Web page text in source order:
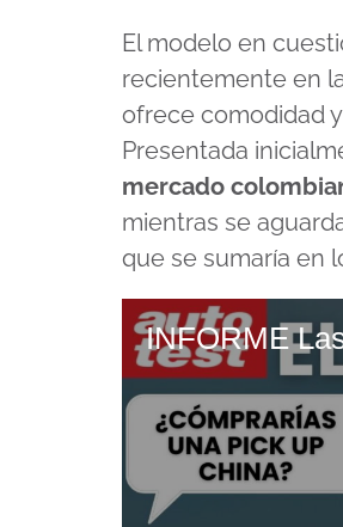
El modelo en
recientemente en
ofrece comodidad
Presentada
mercado
mientras se
que se sumaría en